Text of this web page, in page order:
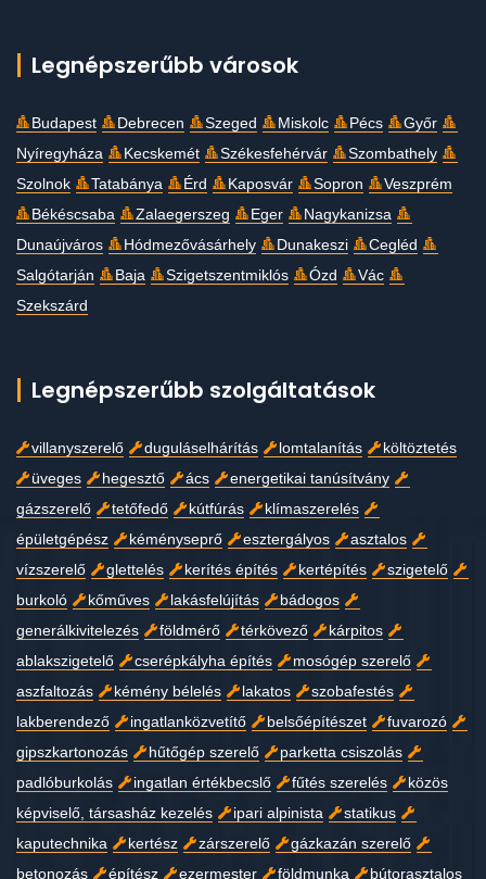
Legnépszerűbb városok
Budapest Debrecen Szeged Miskolc Pécs
Győr
Nyíregyháza
Kecskemét Székesfehérvár
Szombathely
Szolnok
Tatabánya Érd Kaposvár Sopron
Veszprém
Békéscsaba
Zalaegerszeg Eger
Nagykanizsa
Dunaújváros
Hódmezővásárhely Dunakeszi
Cegléd
Salgótarján
Baja Szigetszentmiklós Ózd
Vác
Szekszárd
Legnépszerűbb szolgáltatások
villanyszerelő duguláselhárítás lomtalanítás
költöztetés
üveges
hegesztő ács
energetikai tanúsítvány
gázszerelő
tetőfedő kútfúrás
klímaszerelés
épületgépész
kéményseprő esztergályos
asztalos
vízszerelő
glettelés kerítés építés kertépítés
szigetelő
burkoló
kőműves lakásfelújítás
bádogos
generálkivitelezés
földmérő térkövező
kárpitos
ablakszigetelő
cserépkályha építés
mosógép szerelő
aszfaltozás
kémény bélelés lakatos
szobafestés
lakberendező
ingatlanközvetítő belsőépítészet
fuvarozó
gipszkartonozás
hűtőgép szerelő
parketta csiszolás
padlóburkolás
ingatlan értékbecslő fűtés szerelés
közös
képviselő, társasház kezelés
ipari alpinista
statikus
kaputechnika
kertész zárszerelő
gázkazán szerelő
betonozás
építész ezermester földmunka bútorasztalos